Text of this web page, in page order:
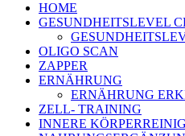
HOME
GESUNDHEITSLEVEL
OLIGO SCAN
ZAPPER
ERNÄHRUNG
ERNÄHRUNG
ZELL- TRAINING
INNERE